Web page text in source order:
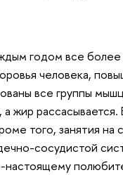
годом все
человека,
все группы
жир
того, занятия
сосудистой